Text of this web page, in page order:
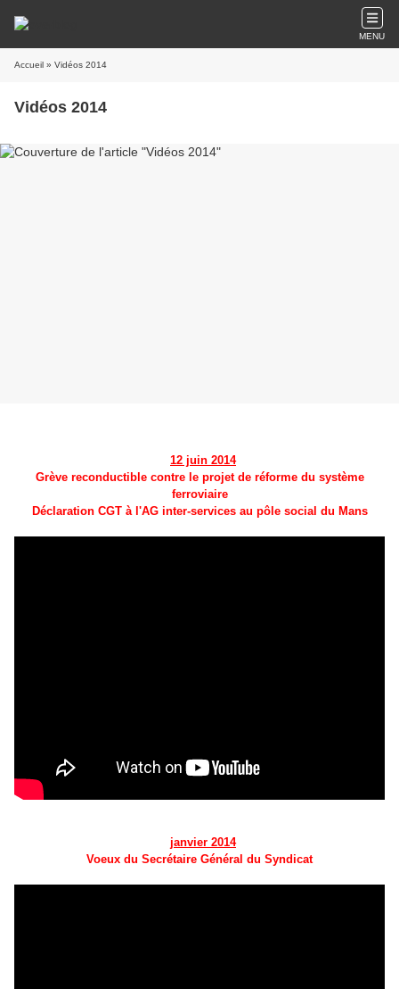
MENU
Accueil » Vidéos 2014
Vidéos 2014
12 juin 2014
Grève reconductible contre le projet de réforme du système
ferroviaire
Déclaration CGT à l'AG inter-services au pôle social du Mans
janvier 2014
Voeux du Secrétaire Général du Syndicat